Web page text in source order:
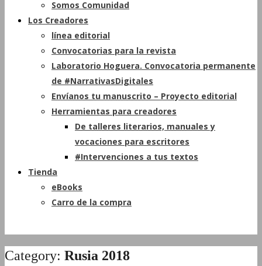
Somos Comunidad
Los Creadores
línea editorial
Convocatorias para la revista
Laboratorio Hoguera. Convocatoria permanente
de #NarrativasDigitales
Envíanos tu manuscrito – Proyecto editorial
Herramientas para creadores
De talleres literarios, manuales y
vocaciones para escritores
#Intervenciones a tus textos
Tienda
eBooks
Carro de la compra
Category: Rusia 2018